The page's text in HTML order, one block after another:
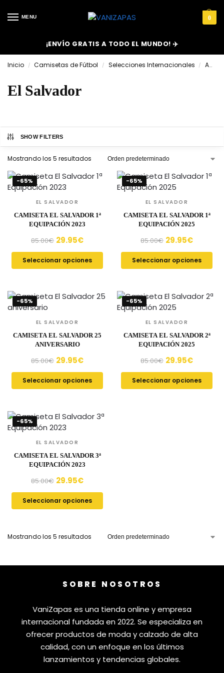
MENU 0
¡ENVÍO GRATIS A TODO EL MUNDO! ✈️
Inicio / Camisetas de Fútbol / Selecciones Internacionales / América
El Salvador
SHOW FILTERS
Mostrando los 5 resultados
-65%
EL SALVADOR
CAMISETA EL SALVADOR 1ª
EQUIPACIÓN 2023
85.00€ 29.95€
Seleccionar opciones
-65%
EL SALVADOR
CAMISETA EL SALVADOR 1ª
EQUIPACIÓN 2025
85.00€ 29.95€
Seleccionar opciones
-65%
EL SALVADOR
CAMISETA EL SALVADOR 25
ANIVERSARIO
85.00€ 29.95€
Seleccionar opciones
-65%
EL SALVADOR
CAMISETA EL SALVADOR 2ª
EQUIPACIÓN 2025
85.00€ 29.95€
Seleccionar opciones
-65%
EL SALVADOR
CAMISETA EL SALVADOR 3ª
EQUIPACIÓN 2023
85.00€ 29.95€
Seleccionar opciones
Mostrando los 5 resultados
SOBRE NOSOTROS
VaniZapas es una tienda online y empresa
internacional fundada en 2022. Se especializa en
ofrecer productos de moda y calzado de alta
calidad, con un enfoque en los últimos
lanzamientos y tendencias globales.